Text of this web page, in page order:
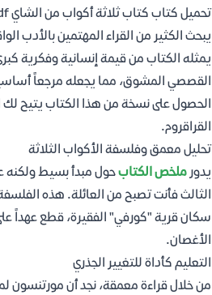
تحميل كتاب كتاب ثلاثة أكواب من الشاي pdf
يبحث الكثير من القراء المهتمين بالأدب
يمثله الكتاب من قيمة إنسانية وفكرية
القصصي المشوق، مما يجعله مرجعاً
الحصول على نسخة من هذا الكتاب يتيح
القراقروم.
تحليل معمق وفلسفة الأكواب الثلاثة
يدورملخص الكتابحول مبدأ بسيط ولكنه
الثالث فأنت تصبح من العائلة. هذه
سكان قرية "كورفي" الفقيرة، قطع عهداً
الأغصان.
التعليم كأداة للتغيير الجذري
من خلال قراءة معمقة، نجد أن مورتنسون